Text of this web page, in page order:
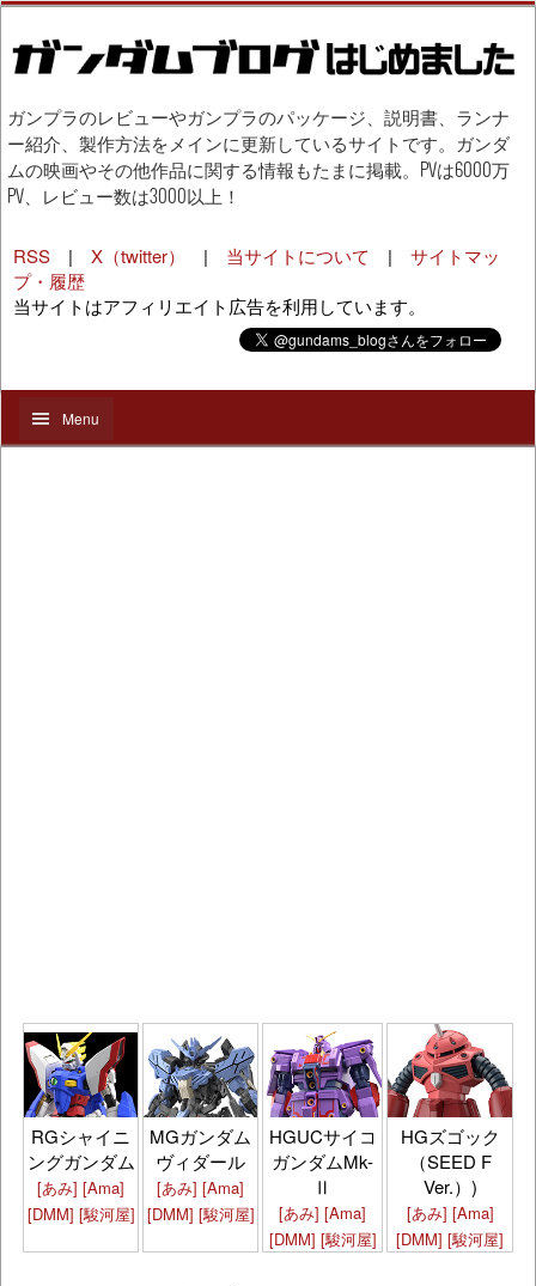
ガンプラのレビューやガンプラのパッケージ、説明書、ランナ
ー紹介、製作方法をメインに更新しているサイトです。ガンダ
ムの映画やその他作品に関する情報もたまに掲載。PVは6000万
PV、レビュー数は3000以上！
RSS | X（twitter） | 当サイトについて | サイトマッ
プ・履歴
当サイトはアフィリエイト広告を利用しています。
Menu
RGシャイニ
ングガンダム
[あみ] [Ama]
[DMM] [駿河屋]
MGガンダム
ヴィダール
[あみ] [Ama]
[DMM] [駿河屋]
HGUCサイコ
ガンダムMk-
Ⅱ
[あみ] [Ama]
[DMM] [駿河屋]
HGズゴック
（SEED F
Ver.）)
[あみ] [Ama]
[DMM] [駿河屋]